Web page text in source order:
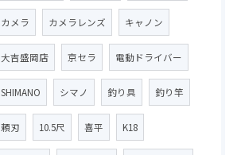
カメラ カメラレンズ キャノン
大吉盛岡店 京セラ 電動ドライバー
SHIMANO シマノ 釣り具 釣り竿
頼刃 10.5尺 喜平 K18